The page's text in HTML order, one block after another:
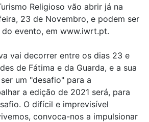
Religioso vão abrir já na
23 de Novembro, e podem ser
evento, em www.iwrt.pt.
vai decorrer entre os dias 23 e
de Fátima e da Guarda, e a sua
um "desafio" para a
a edição de 2021 será, para
O difícil e imprevisível
convoca-nos a impulsionar